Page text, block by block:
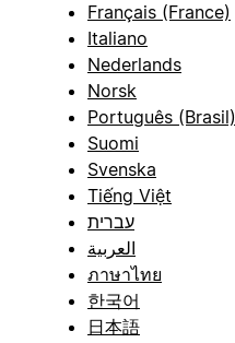
Français (France)
Italiano
Nederlands
Norsk
Português (Brasil)
Suomi
Svenska
Tiếng Việt
עברית
العربية
ภาษาไทย
한국어
日本語